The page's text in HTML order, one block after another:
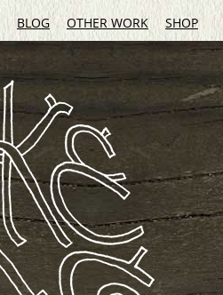
BLOG OTHER WORK SHOP